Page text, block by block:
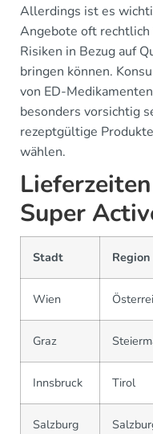
Allerdings ist es
Angebote oft
Risiken in Bezug auf
bringen können.
von ED-
besonders vorsichtig
rezeptgültige
wählen.
Super
Stadt Region
Wien
Graz
Innsbruck Tirol
Salzburg